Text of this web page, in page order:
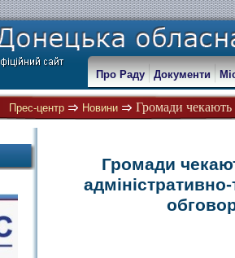
Прес-центр Новини Громади чекають
Про Раду Документи
Громади